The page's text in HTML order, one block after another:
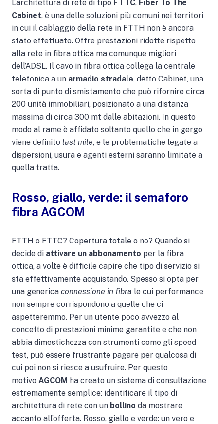
L’architettura di rete di tipo FTTC, Fiber To The
Cabinet, è una delle soluzioni più comuni nei territori
in cui il cablaggio della rete in FTTH non è ancora
stato effettuato. Offre prestazioni ridotte rispetto
alla rete in fibra ottica ma comunque migliori
dell’ADSL. Il cavo in fibra ottica collega la centrale
telefonica a un armadio stradale, detto Cabinet, una
sorta di punto di smistamento che può rifornire circa
200 unità immobiliari, posizionato a una distanza
massima di circa 300 mt dalle abitazioni. In questo
modo al rame è affidato soltanto quello che in gergo
viene definito last mile, e le problematiche legate a
dispersioni, usura e agenti esterni saranno limitate a
quella tratta.
Rosso, giallo, verde: il semaforo
fibra AGCOM
FTTH o FTTC? Copertura totale o no? Quando si
decide di attivare un abbonamento per la fibra
ottica, a volte è difficile capire che tipo di servizio si
sta effettivamente acquistando. Spesso si opta per
una generica connessione in fibra le cui performance
non sempre corrispondono a quelle che ci
aspetteremmo. Per un utente poco avvezzo al
concetto di prestazioni minime garantite e che non
abbia dimestichezza con strumenti come gli speed
test, può essere frustrante pagare per qualcosa di
cui poi non si riesce a usufruire. Per questo
motivo AGCOM ha creato un sistema di consultazione
estremamente semplice: identificare il tipo di
architettura di rete con un bollino da mostrare
accanto all’offerta. Rosso, giallo e verde: un vero e